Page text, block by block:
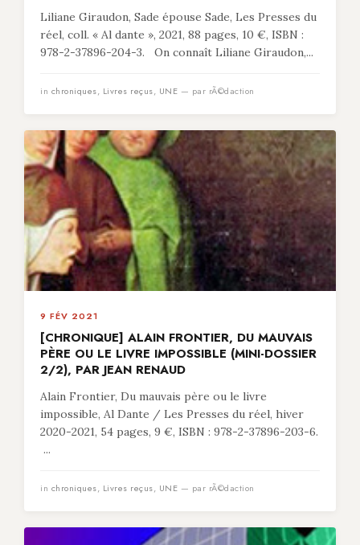
Liliane Giraudon, Sade épouse Sade, Les Presses du
réel, coll. « Al dante », 2021, 88 pages, 10 €, ISBN :
978-2-37896-204-3. On connaît Liliane Giraudon,...
in chroniques, Livres reçus, UNE — par rÃ©daction
9 FÉV 2021
[CHRONIQUE] ALAIN FRONTIER, DU MAUVAIS
PÈRE OU LE LIVRE IMPOSSIBLE (MINI-DOSSIER
2/2), PAR JEAN RENAUD
Alain Frontier, Du mauvais père ou le livre
impossible, Al Dante / Les Presses du réel, hiver
2020-2021, 54 pages, 9 €, ISBN : 978-2-37896-203-6.
...
in chroniques, Livres reçus, UNE — par rÃ©daction